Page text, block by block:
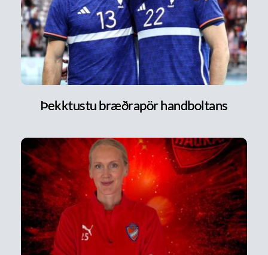
Þekktustu bræðrapör handboltans